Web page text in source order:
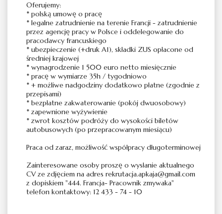
Oferujemy:
* polską umowę o pracę
* legalne zatrudnienie na terenie Francji - zatrudnienie
przez agencję pracy w Polsce i oddelegowanie do
pracodawcy francuskiego
* ubezpieczenie (+druk A1), składki ZUS opłacone od
średniej krajowej
* wynagrodzenie 1 500 euro netto miesięcznie
* pracę w wymiarze 35h / tygodniowo
* + możliwe nadgodziny dodatkowo płatne (zgodnie z
przepisami)
* bezpłatne zakwaterowanie (pokój dwuosobowy)
* zapewnione wyżywienie
* zwrot kosztów podróży do wysokości biletów
autobusowych (po przepracowanym miesiącu)
Praca od zaraz, możliwość współpracy długoterminowej
Zainteresowane osoby proszę o wysłanie aktualnego
CV ze zdjęciem na adres rekrutacja.apkaja@gmail.com
z dopiskiem "444. Francja- Pracownik zmywaka"
telefon kontaktowy: 12 433 - 74 - 10